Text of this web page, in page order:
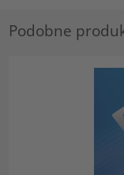
Podobne